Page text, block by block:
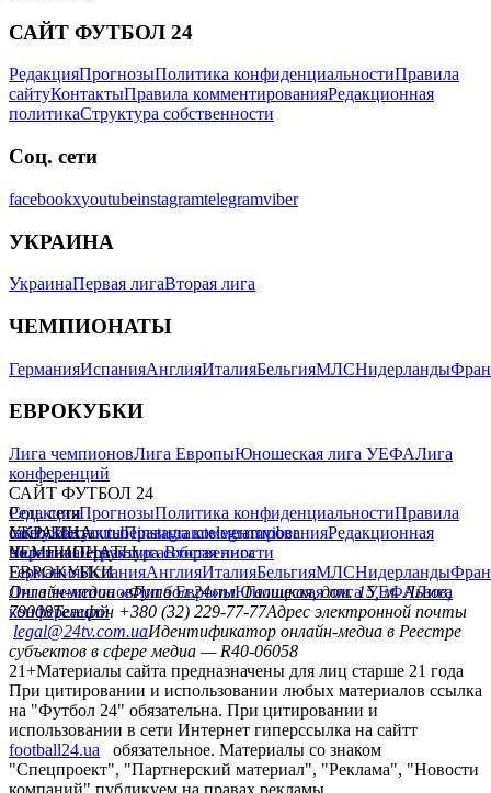
САЙТ ФУТБОЛ 24
РедакцияПрогнозыПолитика конфиденциальностиПравила
сайтуКонтактыПравила комментированияРедакционная
политикаСтруктура собственности
Соц. сети
facebookxyoutubeinstagramtelegramviber
УКРАИНА
УкраинаПервая лигаВторая лига
ЧЕМПИОНАТЫ
ГерманияИспанияАнглияИталияБельгияМЛСНидерланды
ЕВРОКУБКИ
Лига чемпионовЛига ЕвропыЮношеская лига УЕФАЛига
конференций
САЙТ ФУТБОЛ 24
РедакцияПрогнозыПолитика конфиденциальностиПравила
сайтуКонтактыПравила комментированияРедакционная
политикаСтруктура собственности
Соц. сети
facebookxyoutubeinstagramtelegramviber
УКРАИНА
УкраинаПервая лигаВторая лига
ЧЕМПИОНАТЫ
ГерманияИспанияАнглияИталияБельгияМЛСНидерланды
ЕВРОКУБКИ
Лига чемпионовЛига ЕвропыЮношеская лига УЕФАЛига
конференций
Онлайн-медиа «Футбол 24»пл. Галицкая, дом. 15, м. Львов,
79008Телефон +380 (32) 229-77-77Адрес электронной почты
legal@24tv.com.uaИдентификатор онлайн-медиа в Реестре
субъектов в сфере медиа — R40-06058
21+Материалы сайта предназначены для лиц старше 21 года
При цитировании и использовании любых материалов ссылка
на "Футбол 24" обязательна. При цитировании и
использовании в сети Интернет гиперссылка на сайтт
football24.ua
обязательное. Материалы со знаком
"Спецпроект", "Партнерский материал", "Реклама", "Новости